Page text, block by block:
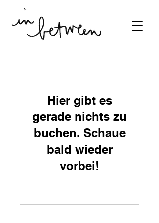
Hier gibt es
gerade nichts zu
buchen. Schaue
bald wieder
vorbei!